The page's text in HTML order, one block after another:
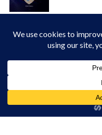
Acest site folosește cookies. Navigând
cookie-urilor.
Acțiuni de
Municipiului
Consultații
Primăria